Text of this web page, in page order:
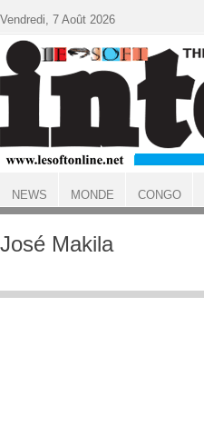
ACCUEIL
José Makila
Vendredi, 7 Août 2026
NEWS MONDE CONGO